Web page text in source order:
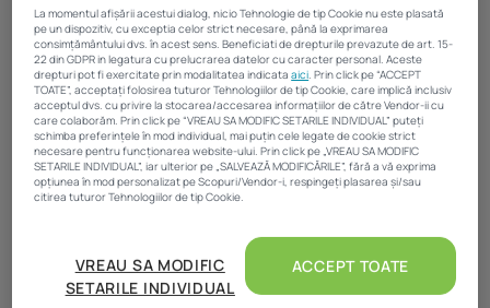
Evenimente Imobiliare.ro
Rezultate remarcabile în real estate,
premiate la Imobiliare.ro AWARDS 2025....
Rezultatele remarcabile ale jucătorilor din sectorul de real
La momentul afișării acestui dialog, nicio Tehnologie de tip Cookie nu este plasată
pe un dispozitiv, cu exceptia celor strict necesare, până la exprimarea
consimțământului dvs. în acest sens. Beneficiati de drepturile prevazute de art. 15-
22 din GDPR in legatura cu prelucrarea datelor cu caracter personal. Aceste
drepturi pot fi exercitate prin modalitatea indicataaici . Prin click pe “ACCEPT
TOATE”, acceptați folosirea tuturor Tehnologiilor de tip Cookie, care implică inclusiv
acceptul dvs. cu privire la stocarea/accesarea informațiilor de către Vendor-ii cu
care colaborăm. Prin click pe “VREAU SA MODIFIC SETARILE INDIVIDUAL” puteți
schimba preferințele în mod individual, mai puțin cele legate de cookie strict
necesare pentru funcționarea website-ului. Prin click pe „VREAU SA MODIFIC
SETARILE INDIVIDUAL”, iar ulterior pe „SALVEAZĂ MODIFICĂRILE”, fără a vă exprima
opțiunea în mod personalizat pe Scopuri/Vendor-i, respingeți plasarea și/sau
citirea tuturor Tehnologiilor de tip Cookie.
Atât noi, cât și partenerii noștri prelucrăm datele pentru
a oferi:
Măsurarea performanței reclamelor. Stocarea și/sau accesarea informațiilor de pe
VREAU SA MODIFIC
SETARILE INDIVIDUAL
ACCEPT TOATE